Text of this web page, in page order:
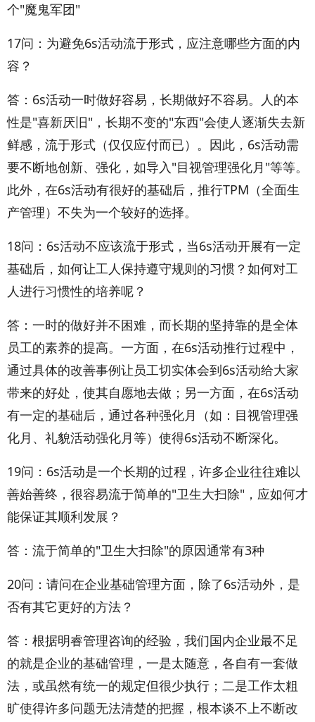
个"魔鬼军团"
17问：为避免6s活动流于形式，应注意哪些方面的内
容？
答：6s活动一时做好容易，长期做好不容易。人的本
性是"喜新厌旧"，长期不变的"东西"会使人逐渐失去新
鲜感，流于形式（仅仅应付而已）。因此，6s活动需
要不断地创新、强化，如导入"目视管理强化月"等等。
此外，在6s活动有很好的基础后，推行TPM（全面生
产管理）不失为一个较好的选择。
18问：6s活动不应该流于形式，当6s活动开展有一定
基础后，如何让工人保持遵守规则的习惯？如何对工
人进行习惯性的培养呢？
答：一时的做好并不困难，而长期的坚持靠的是全体
员工的素养的提高。一方面，在6s活动推行过程中，
通过具体的改善事例让员工切实体会到6s活动给大家
带来的好处，使其自愿地去做；另一方面，在6s活动
有一定的基础后，通过各种强化月（如：目视管理强
化月、礼貌活动强化月等）使得6s活动不断深化。
19问：6s活动是一个长期的过程，许多企业往往难以
善始善终，很容易流于简单的"卫生大扫除"，应如何才
能保证其顺利发展？
答：流于简单的"卫生大扫除"的原因通常有3种
20问：请问在企业基础管理方面，除了6s活动外，是
否有其它更好的方法？
答：根据明睿管理咨询的经验，我们国内企业最不足
的就是企业的基础管理，一是太随意，各自有一套做
法，或虽然有统一的规定但很少执行；二是工作太粗
旷使得许多问题无法清楚的把握，根本谈不上不断改